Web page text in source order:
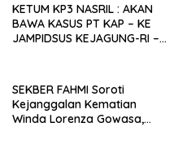
KETUM KP3 NASRIL : AKAN
BAWA KASUS PT KAP – KE
JAMPIDSUS KEJAGUNG-RI –
SEKBER FAHMI Soroti
Kejanggalan Kematian
Winda Lorenza Gowasa,